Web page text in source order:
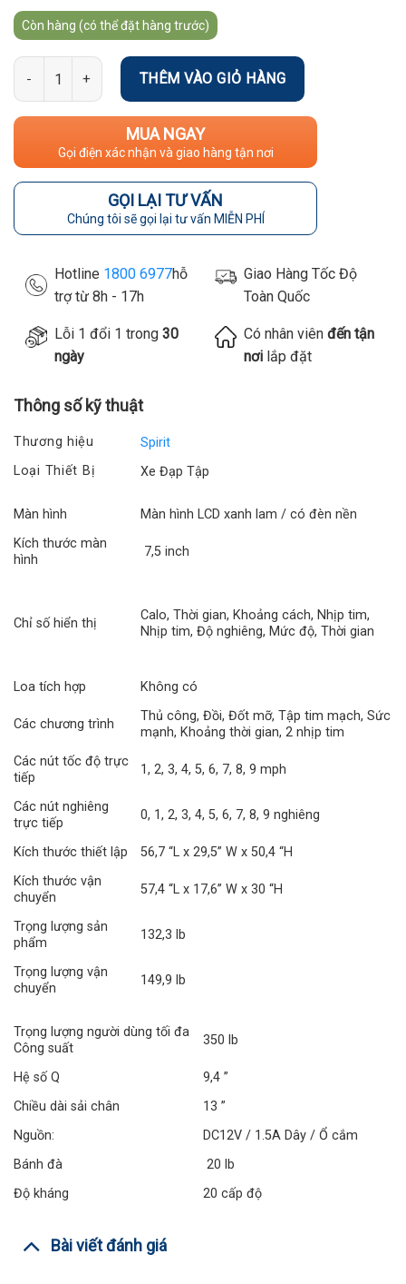
26.000.000₫.
là:
16.000.000₫.
Còn hàng (có thể đặt hàng trước)
Số lượng
THÊM VÀO GIỎ HÀNG
MUA NGAY
Gọi điện xác nhận và giao hàng tận nơi
GỌI LẠI TƯ VẤN
Chúng tôi sẽ gọi lại tư vấn MIỄN PHÍ
Hotline 1800 6977hỗ
trợ từ 8h - 17h
Giao Hàng Tốc Độ
Toàn Quốc
Lỗi 1 đổi 1 trong 30
ngày
Có nhân viên đến tận
nơilắp đặt
Thông số kỹ thuật
Thương hiệu
Spirit
Loại Thiết Bị
Xe Đạp Tập
Màn hình
Màn hình LCD xanh lam / có đèn nền
Kích thước màn
hình
7,5 inch
Chỉ số hiển thị
Calo, Thời gian, Khoảng cách, Nhịp tim,
Nhịp tim, Độ nghiêng, Mức độ, Thời gian
Loa tích hợp Không có
Các chương trình
Thủ công, Đồi, Đốt mỡ, Tập tim mạch, Sức
mạnh, Khoảng thời gian, 2 nhịp tim
Các nút tốc độ trực
tiếp
1, 2, 3, 4, 5, 6, 7, 8, 9 mph
Các nút nghiêng
trực tiếp
0, 1, 2, 3, 4, 5, 6, 7, 8, 9 nghiêng
Kích thước thiết lập
56,7 “L x 29,5” W x 50,4 “H
Kích thước vận
chuyển
57,4 “L x 17,6” W x 30 “H
Trọng lượng sản
phẩm
132,3 lb
Trọng lượng vận
chuyển
149,9 lb
Trọng lượng người dùng tối đa
Công suất
350 lb
Hệ số Q
9,4 ”
Chiều dài sải chân
13 ”
Nguồn:
DC12V / 1.5A Dây / Ổ cắm
Bánh đà
20 lb
Độ kháng
20 cấp độ
Bài viết đánh giá